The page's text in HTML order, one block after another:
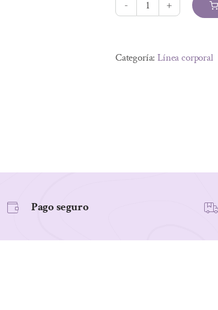
GEL
VERA
200
Categoría:Línea corporal
Pago seguro